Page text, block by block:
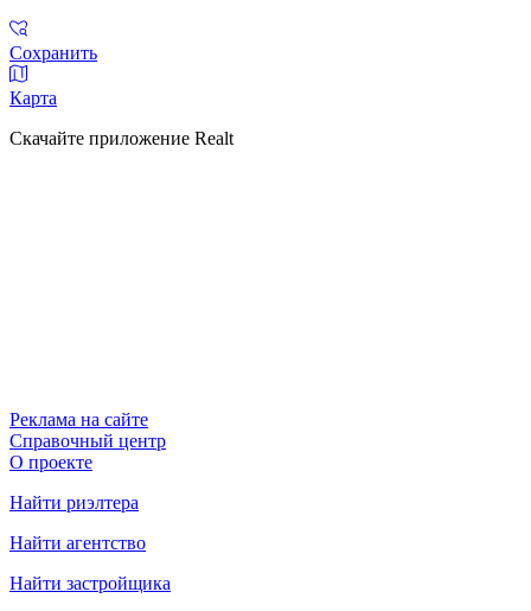
Сохранить
Карта
Скачайте приложение Realt
Реклама на сайте
Справочный центр
О проекте
Найти риэлтера
Найти агентство
Найти застройщика